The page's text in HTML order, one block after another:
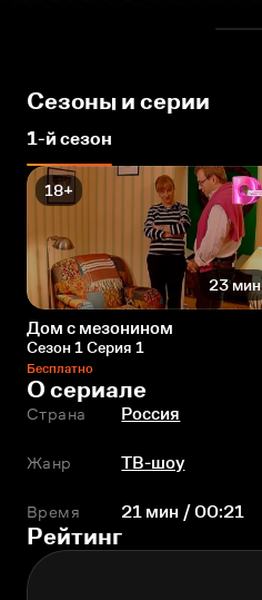
Сезоны и серии
1-й сезон
18+
23 мин
Дом с мезонином
Сезон 1 Серия 1
Бесплатно
О сериале
Страна Россия
Жанр ТВ-шоу
Время 21 мин / 00:21
Рейтинг